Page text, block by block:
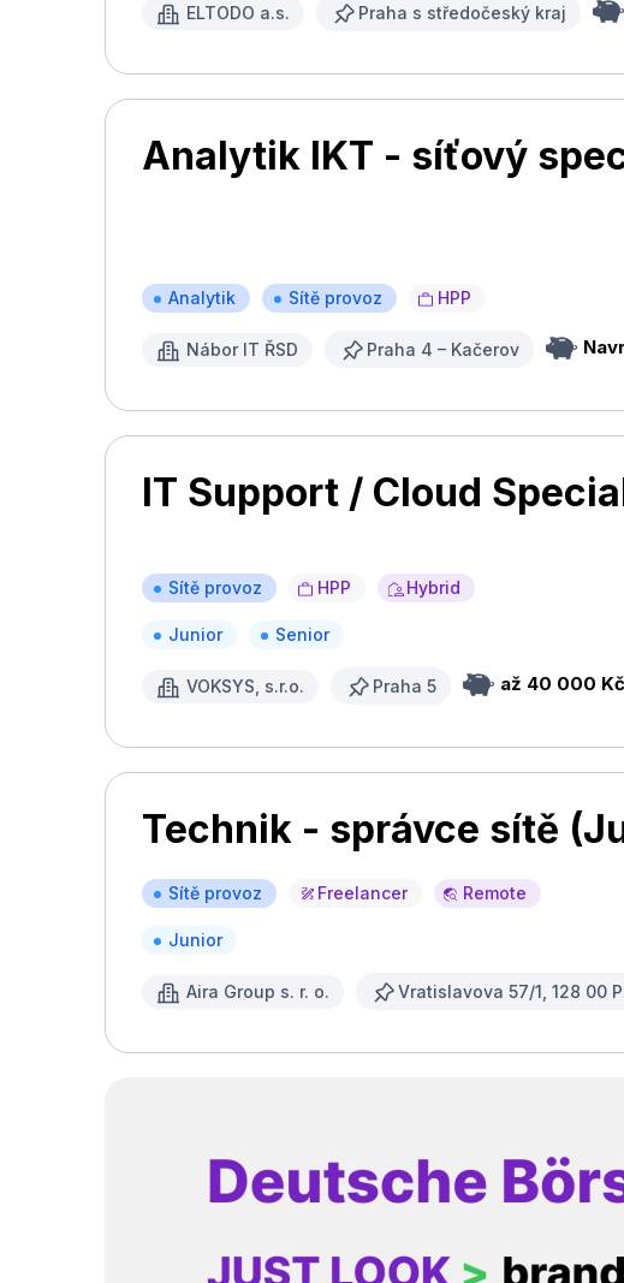
ELTODO a.s. Praha s středočeský kraj
Analytik IKT - síťový
Analytik Sítě provoz HPP
Nábor IT ŘSD Praha 4 – Kačerov
IT Support / Cloud
Sítě provoz HPP Hybrid
Junior Senior
VOKSYS, s.r.o. Praha 5 až 40 000
Technik - správce sítě
Sítě provoz Freelancer Remote
Junior
Aira Group s. r. o. Vratislavova 57/1, 128 00